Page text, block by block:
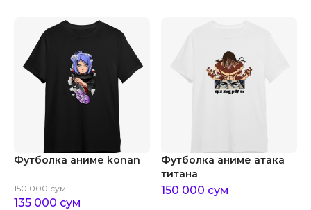
Футболка аниме konan
150 000 сум
135 000 сум
Футболка аниме атака
титана
150 000 сум